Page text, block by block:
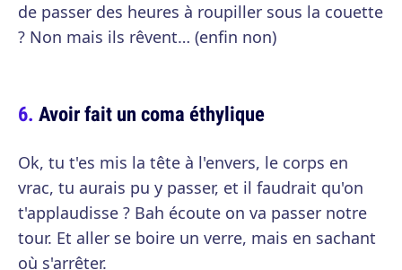
de passer des heures à roupiller sous la couette
? Non mais ils rêvent… (enfin non)
Avoir fait un coma éthylique
Ok, tu t'es mis la tête à l'envers, le corps en
vrac, tu aurais pu y passer, et il faudrait qu'on
t'applaudisse ? Bah écoute on va passer notre
tour. Et aller se boire un verre, mais en sachant
où s'arrêter.